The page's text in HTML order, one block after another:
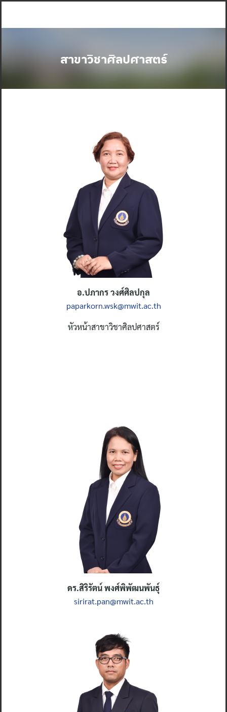
สาขาวิชาศิลปศาสตร์
อ.ปภากร วงศ์ศิลปกุล
paparkorn.wsk@mwit.ac.th
หัวหน้าสาขาวิชาศิลปศาสตร์
ดร.สิริรัตน์ พงศ์พิพัฒนพันธุ์
sirirat.pan@mwit.ac.th